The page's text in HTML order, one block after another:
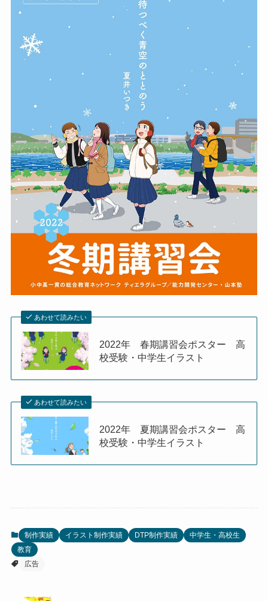
あわせて読みたい
2022年 春期講習会ポスター 高
校受験・中学生イラスト
あわせて読みたい
2022年 夏期講習会ポスター 高
校受験・中学生イラスト
制作実績 イラスト制作実績 DTP制作実績
中学生・高校生
教育
広告